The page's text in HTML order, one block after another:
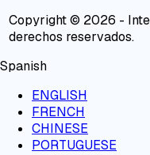
Copyright © 2026 -
derechos reservados.
Spanish
ENGLISH
FRENCH
CHINESE
PORTUGUESE